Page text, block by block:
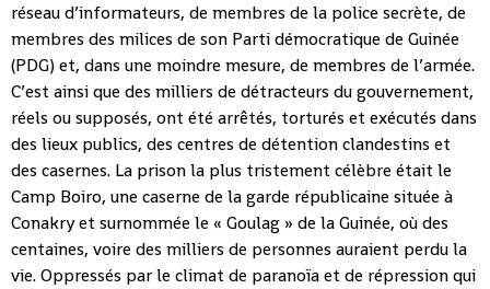
réseau d’informateurs, de membres de la police secrète, de
membres des milices de son Parti démocratique de Guinée
(PDG) et, dans une moindre mesure, de membres de l’armée.
C’est ainsi que des milliers de détracteurs du gouvernement,
réels ou supposés, ont été arrêtés, torturés et exécutés dans
des lieux publics, des centres de détention clandestins et
des casernes. La prison la plus tristement célèbre était le
Camp Boiro, une caserne de la garde républicaine située à
Conakry et surnommée le « Goulag » de la Guinée, où des
centaines, voire des milliers de personnes auraient perdu la
vie. Oppressés par le climat de paranoïa et de répression qui